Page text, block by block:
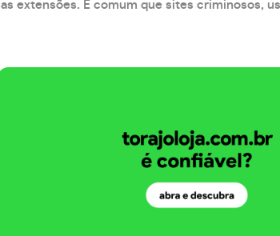
extensões. É comum que sites criminosos,